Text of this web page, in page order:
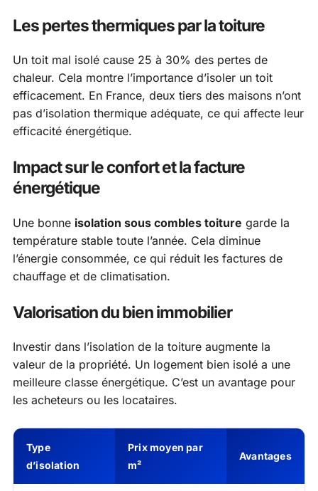
Les pertes thermiques par la toiture
Un toit mal isolé cause 25 à 30% des pertes de
chaleur. Cela montre l’importance d’isoler un toit
efficacement. En France, deux tiers des maisons n’ont
pas d’isolation thermique adéquate, ce qui affecte leur
efficacité énergétique.
Impact sur le confort et la facture
énergétique
Une bonne isolation sous combles toiture garde la
température stable toute l’année. Cela diminue
l’énergie consommée, ce qui réduit les factures de
chauffage et de climatisation.
Valorisation du bien immobilier
Investir dans l’isolation de la toiture augmente la
valeur de la propriété. Un logement bien isolé a une
meilleure classe énergétique. C’est un avantage pour
les acheteurs ou les locataires.
Type
d’isolation
Prix moyen par
m²
Avantages